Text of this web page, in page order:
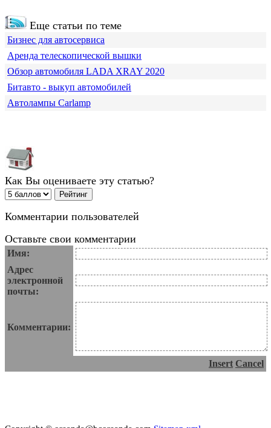
Еще статьи по теме
Бизнес для автосервиса
Аренда телескопической вышки
Обзор автомобиля LADA XRAY 2020
Битавто - выкуп автомобилей
Автолампы Carlamp
Как Вы оцениваете эту статью?
Комментарии пользователей
Оставьте свои комментарии
Имя:
Адрес
электронной
почты:
Комментарии:
Insert Cancel